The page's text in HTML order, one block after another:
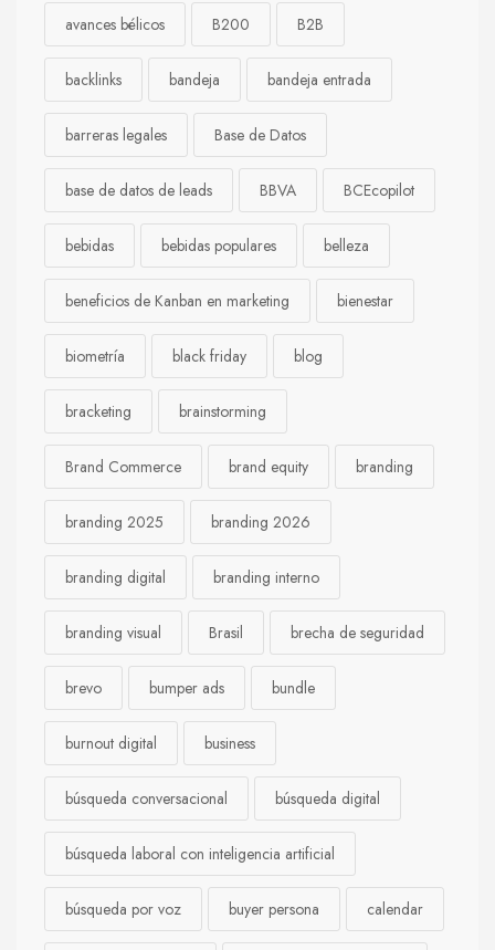
avances bélicos B200 B2B
backlinks bandeja bandeja entrada
barreras legales Base de Datos
base de datos de leads BBVA BCEcopilot
bebidas bebidas populares belleza
beneficios de Kanban en marketing bienestar
biometría black friday blog
bracketing brainstorming
Brand Commerce brand equity branding
branding 2025 branding 2026
branding digital branding interno
branding visual Brasil brecha de seguridad
brevo bumper ads bundle
burnout digital business
búsqueda conversacional búsqueda digital
búsqueda laboral con inteligencia artificial
búsqueda por voz buyer persona calendar